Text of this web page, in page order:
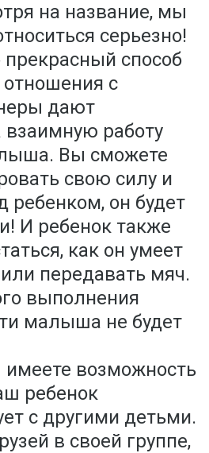
на название, мы
серьезно!
прекрасный способ
с
дают
работу
Вы сможете
свою силу и
ребенком, он будет
И ребенок также
как он умеет
передавать мяч.
выполнения
малыша не будет
имеете возможность
ребенок
с другими детьми.
в своей группе,